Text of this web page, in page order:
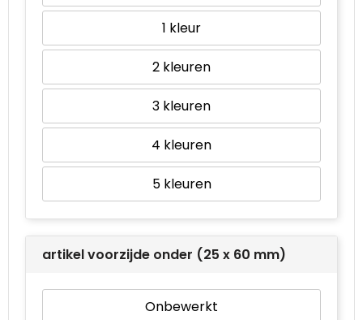
1
2
3
4
5
artikel voorzijde onder (25 x 60 mm)
Onbewerkt